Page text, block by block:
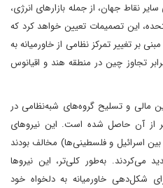
سایر نقاط جهان، از جمله بازارهای انرژی،
این تصمیمات تعیین خواهد کرد که
بر تغییر تمرکز نظامی از خاورمیانه به
تجاوز چین در منطقه هند و اقیانوس
مالی و تسلیح گروه‌های شبه‌نظامی در
از آن حاصل شده است. این نیروهای
بین اسرائیل و فلسطینی‌ها) مخالف بودند
می‌کردند. به‌طور کلی‌تر، این نیروها
شکل‌دهی خاورمیانه به دلخواه خود